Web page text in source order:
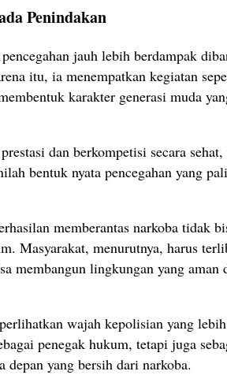
Penindakan
jauh lebih berdampak
itu, ia menempatkan kegiatan
karakter generasi muda
dan berkompetisi secara
bentuk nyata pencegahan yang
memberantas narkoba tidak
Masyarakat, menurutnya, harus
membangun lingkungan yang aman
wajah kepolisian yang
penegak hukum, tetapi juga
depan yang bersih dari narkoba.